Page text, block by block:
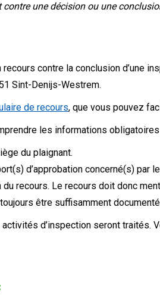
une décision ou une
contre la conclusion d’une
Sint-Denijs-Westrem.
de recours, que vous pouvez
les informations
du plaignant.
d’approbation concerné(s) par
recours. Le recours doit donc
être suffisamment
d’inspection seront traités.